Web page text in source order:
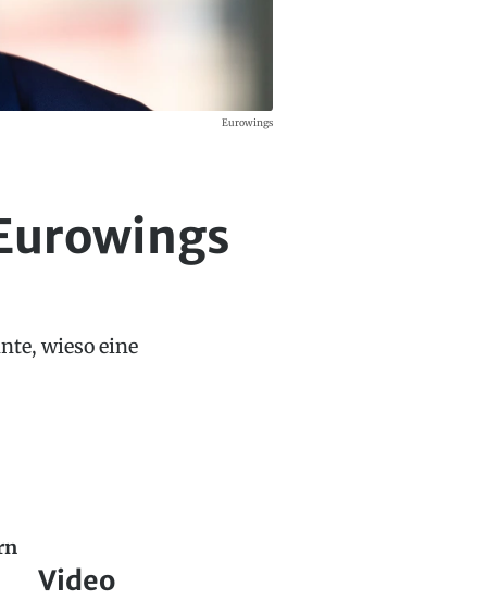
Eurowings
wieso eine
Video